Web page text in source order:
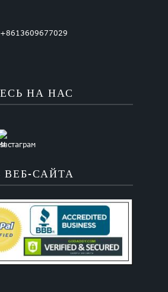
+8613609677029
НА НАС
ВЕБ-САЙТА